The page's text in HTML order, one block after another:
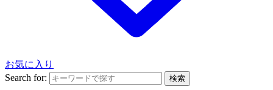
お気に入り
Search for:
検索